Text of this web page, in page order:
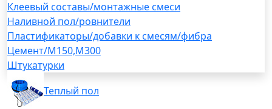
Клеевый составы/монтажные смеси
Наливной пол/ровнители
Пластификаторы/добавки к смесям/фибра
Цемент/М150,М300
Штукатурки
Теплый пол